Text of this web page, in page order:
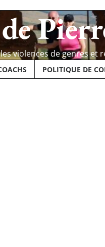
violences de genres et
POLITIQUE DE